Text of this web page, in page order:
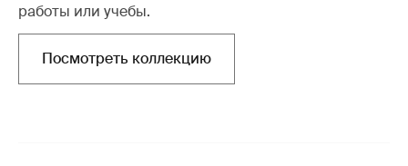
работы или учебы.
Посмотреть коллекциюОткрывается в новой вкладке